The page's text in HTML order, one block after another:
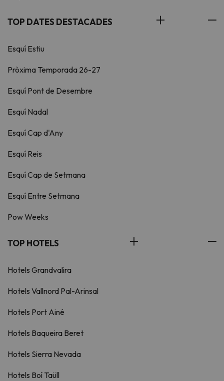
TOP DATES DESTACADES
Esquí Estiu
Pròxima Temporada 26-27
Esquí Pont de Desembre
Esquí Nadal
Esquí Cap d'Any
Esquí Reis
Esquí Cap de Setmana
Esquí Entre Setmana
Pow Weeks
TOP HOTELS
Hotels Grandvalira
Hotels Vallnord Pal-Arinsal
Hotels Port Ainé
Hotels Baqueira Beret
Hotels Sierra Nevada
Hotels Boí Taüll